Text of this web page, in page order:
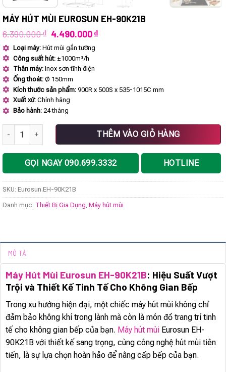
MÁY HÚT MÙI EUROSUN EH-90K21B
6.390.000₫ Giá
gốc
là:
6.390.000 ₫.
4.490.000₫Giá
Loại máy: Hút mùi gắn tường
Công suất hút: ±1000m³/h
Thân máy: Inox sơn tĩnh điện
Ống thoát: Ø 150mm
Kích thước sản phẩm: 900R x 500S x 535-1015C mm
Xuất xứ: Chính hãng
Bảo hành: 24 tháng
Máy hút mùi Eurosun EH-90K21B số lượngTHÊM VÀO GIỎ HÀNG
GỌI NGAY 090.699.3332 HOTLINE
SKU: Eurosun.EH-90K21B
Danh mục: Thiết Bị Gia Dụng Máy hút mùi
MÔ TẢ
Máy Hút Mùi Eurosun EH-90K21B: Hiệu Suất Vượt
Trội và Thiết Kế Tinh Tế Cho Không Gian Bếp
Trong xu hướng hiện đại, một chiếc máy hút mùi không chỉ
đảm bảo không khí trong lành mà còn là món đồ trang trí tinh
tế cho không gian bếp của bạn. Máy hút mùi Eurosun EH-
90K21B với thiết kế sang trọng, cùng công nghệ hút mùi tiên
tiến, là sự lựa chọn hoàn hảo để nâng cấp bếp của bạn.